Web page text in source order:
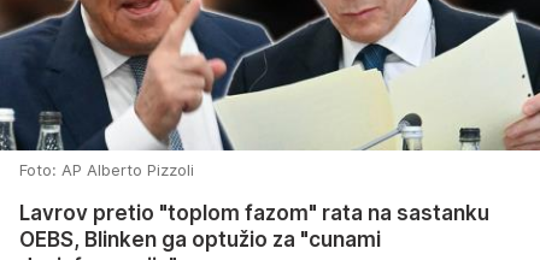
Foto: AP Alberto Pizzoli
Lavrov pretio "toplom fazom" rata na sastanku
OEBS, Blinken ga optužio za "cunami